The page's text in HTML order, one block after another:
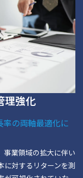
理強化
率の両軸最適化に
事業領域の拡大に伴い
に対するリターンを測